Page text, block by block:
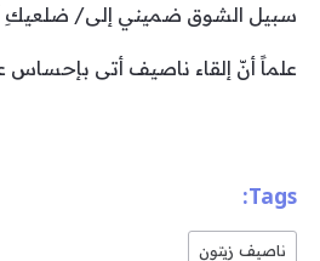
سبيل الشوق ضميني إلى/ ضلعيكِ
علماً أنّ إلقاء ناصيف أتى بإحساس
Tags:
ناصيف زيتون